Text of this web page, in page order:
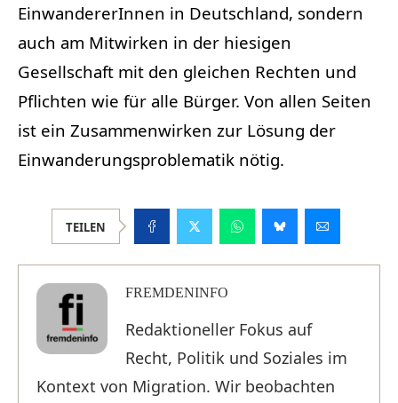
EinwandererInnen in Deutschland, sondern
auch am Mitwirken in der hiesigen
Gesellschaft mit den gleichen Rechten und
Pflichten wie für alle Bürger. Von allen Seiten
ist ein Zusammenwirken zur Lösung der
Einwanderungsproblematik nötig.
TEILEN
FREMDENINFO
Redaktioneller Fokus auf
Recht, Politik und Soziales im
Kontext von Migration. Wir beobachten